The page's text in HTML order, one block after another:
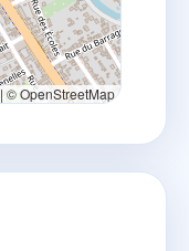
| © OpenStreetMap